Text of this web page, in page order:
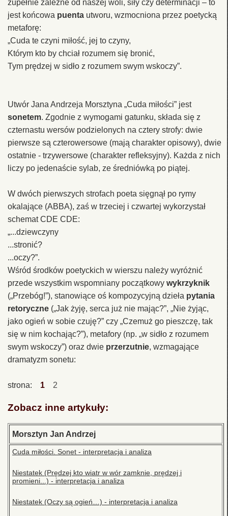
zupełnie zależne od naszej woli, siły czy determinacji – to
jest końcowa puenta utworu, wzmocniona przez poetycką
metaforę:
„Cuda te czyni miłość, jej to czyny,
Którym kto by chciał rozumem się bronić,
Tym prędzej w sidło z rozumem swym wskoczy”.
Utwór Jana Andrzeja Morsztyna „Cuda miłości” jest
sonetem. Zgodnie z wymogami gatunku, składa się z
czternastu wersów podzielonych na cztery strofy: dwie
pierwsze są czterowersowe (mają charakter opisowy), dwie
ostatnie - trzywersowe (charakter refleksyjny). Każda z nich
liczy po jedenaście sylab, ze średniówką po piątej.
W dwóch pierwszych strofach poeta sięgnął po rymy
okalające (ABBA), zaś w trzeciej i czwartej wykorzystał
schemat CDE CDE:
„...dziewczyny
...stronić?
...oczy?”.
Wśród środków poetyckich w wierszu należy wyróżnić
przede wszystkim wspomniany początkowy wykrzyknik
(„Przebóg!”), stanowiące oś kompozycyjną dzieła pytania
retoryczne („Jak żyję, serca już nie mając?”, „Nie żyjąc,
jako ogień w sobie czuję?” czy „Czemuż go pieszczę, tak
się w nim kochając?”), metafory (np. „w sidło z rozumem
swym wskoczy”) oraz dwie przerzutnie, wzmagające
dramatyzm sonetu:
strona: 1 2
Zobacz inne artykuły:
Morsztyn Jan Andrzej
Cuda miłości. Sonet - interpretacja i analiza
Niestatek (Prędzej kto wiatr w wór zamknie, prędzej i
promieni...) - interpretacja i analiza
Niestatek (Oczy są ogień…) - interpretacja i analiza